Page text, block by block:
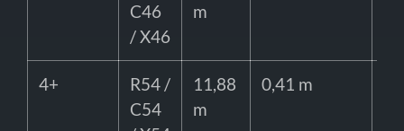
C46
/ X46
m
4+
R54 /
C54
11,88
m
0,41 m